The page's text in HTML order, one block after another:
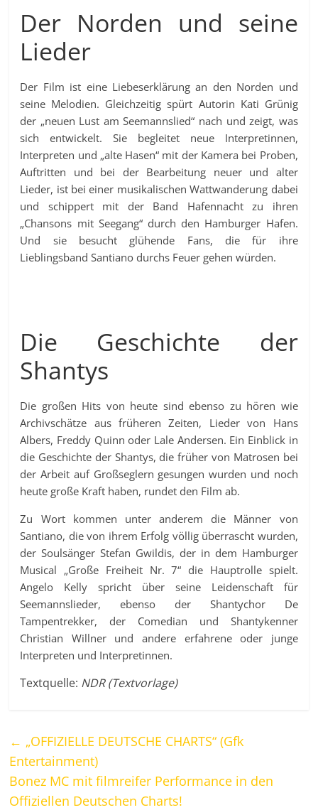
Der Norden und seine
Lieder
Der Film ist eine Liebeserklärung an den Norden und
seine Melodien. Gleichzeitig spürt Autorin Kati Grünig
der „neuen Lust am Seemannslied“ nach und zeigt, was
sich entwickelt. Sie begleitet neue Interpretinnen,
Interpreten und „alte Hasen“ mit der Kamera bei Proben,
Auftritten und bei der Bearbeitung neuer und alter
Lieder, ist bei einer musikalischen Wattwanderung dabei
und schippert mit der Band Hafennacht zu ihren
„Chansons mit Seegang“ durch den Hamburger Hafen.
Und sie besucht glühende Fans, die für ihre
Lieblingsband Santiano durchs Feuer gehen würden.
Die Geschichte der
Shantys
Die großen Hits von heute sind ebenso zu hören wie
Archivschätze aus früheren Zeiten, Lieder von Hans
Albers, Freddy Quinn oder Lale Andersen. Ein Einblick in
die Geschichte der Shantys, die früher von Matrosen bei
der Arbeit auf Großseglern gesungen wurden und noch
heute große Kraft haben, rundet den Film ab.
Zu Wort kommen unter anderem die Männer von
Santiano, die von ihrem Erfolg völlig überrascht wurden,
der Soulsänger Stefan Gwildis, der in dem Hamburger
Musical „Große Freiheit Nr. 7“ die Hauptrolle spielt.
Angelo Kelly spricht über seine Leidenschaft für
Seemannslieder, ebenso der Shantychor De
Tampentrekker, der Comedian und Shantykenner
Christian Willner und andere erfahrene oder junge
Interpreten und Interpretinnen.
Textquelle: NDR (Textvorlage)
← „OFFIZIELLE DEUTSCHE CHARTS“ (Gfk
Entertainment)
Bonez MC mit filmreifer Performance in den
Offiziellen Deutschen Charts!